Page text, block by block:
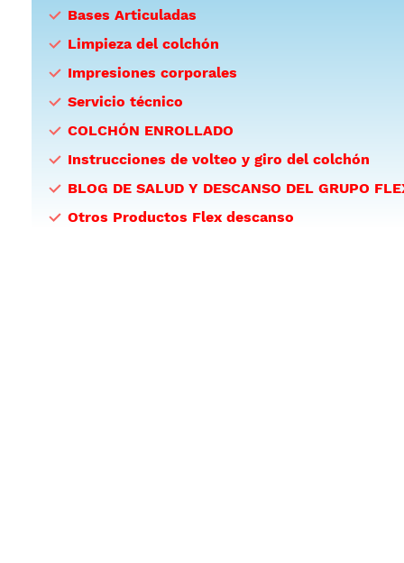
Bases Articuladas
Limpieza del colchón
Impresiones corporales
Servicio técnico
COLCHÓN ENROLLADO
Instrucciones de volteo y giro del colchón
BLOG DE SALUD Y DESCANSO DEL GRUPO
Otros Productos Flex descanso